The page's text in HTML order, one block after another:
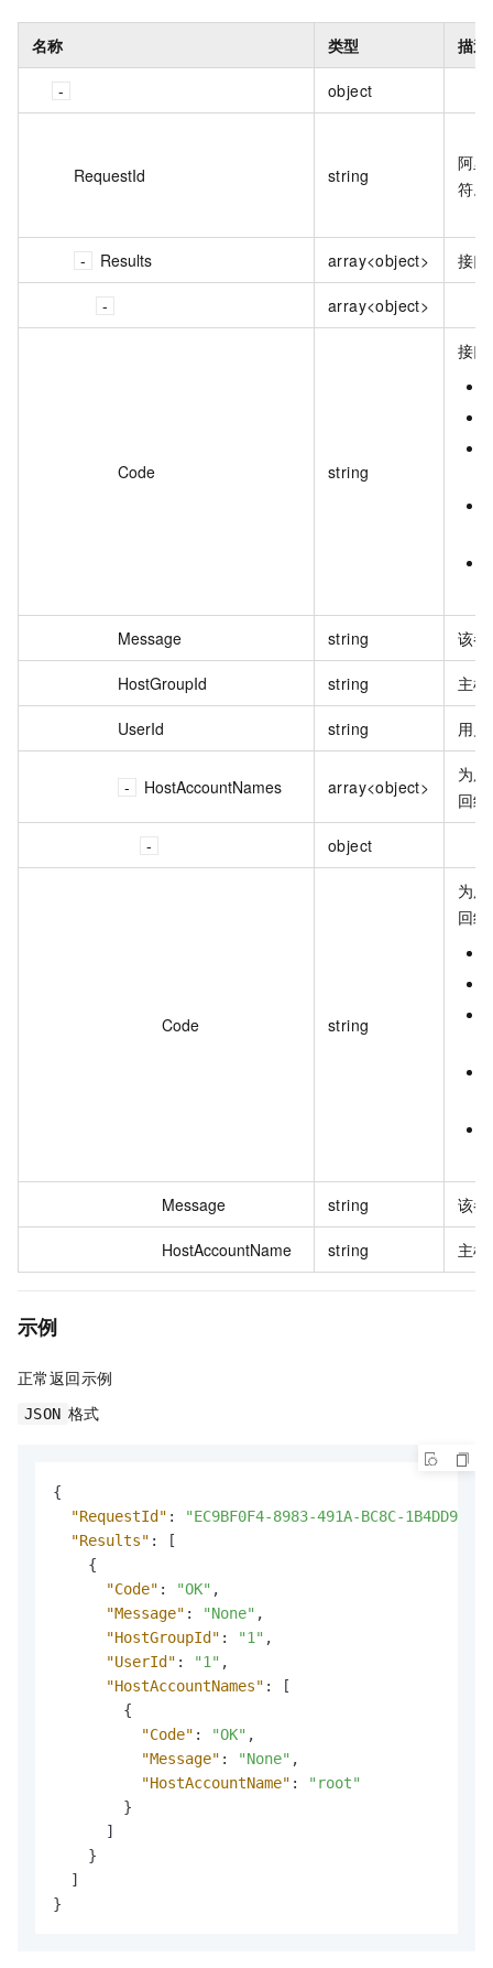
名称 类型 描述
object
RequestId string
阿
符。
Results array<object> 接
array<object>
Code string
接
Message string 该
HostGroupId string 主
UserId string 用
HostAccountNames array<object>
为
回
object
Code string
为
回
Message string 该
HostAccountName string 主
示例
正常返回示例
JSON 格式
{
"RequestId" :
"EC9BF0F4-8983-491A-BC8C-
"Results" :
[
{
"Code" : "OK" ,
"Message" : "None" ,
"HostGroupId" : "1" ,
"UserId" : "1" ,
"HostAccountNames" :
[
{
"Code" : "OK" ,
"Message" : "None" ,
"HostAccountName" :
"root"
}
]
}
]
}